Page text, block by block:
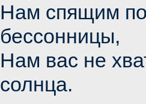
Нам спящим
бессонницы,
Нам вас не
солнца.